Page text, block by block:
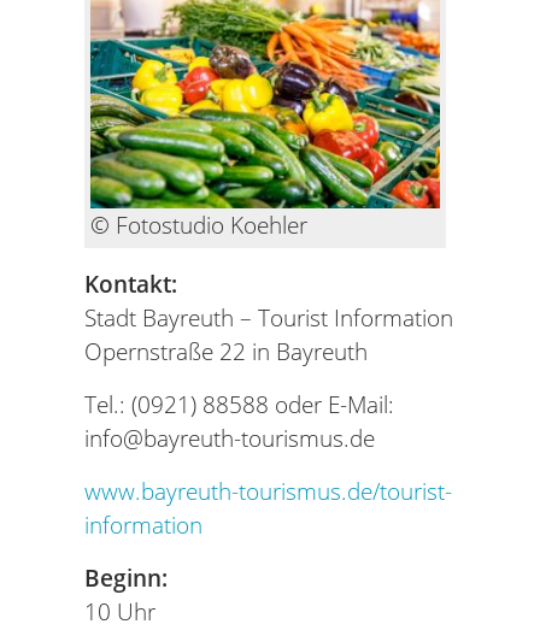
© Fotostudio Koehler
Kontakt:
Stadt Bayreuth – Tourist Information
Opernstraße 22 in Bayreuth
Tel.: (0921) 88588 oder E-Mail:
info@bayreuth-tourismus.de
www.bayreuth-tourismus.de/tourist-
information
Beginn:
10 Uhr